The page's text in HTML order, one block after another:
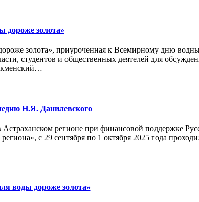
дороже золота»
золота», приуроченная к Всемирному дню
студентов и общественных деятелей для
Н.Я. Данилевского
регионе при финансовой поддержке
с 29 сентября по 1 октября 2025 года
воды дороже золота»